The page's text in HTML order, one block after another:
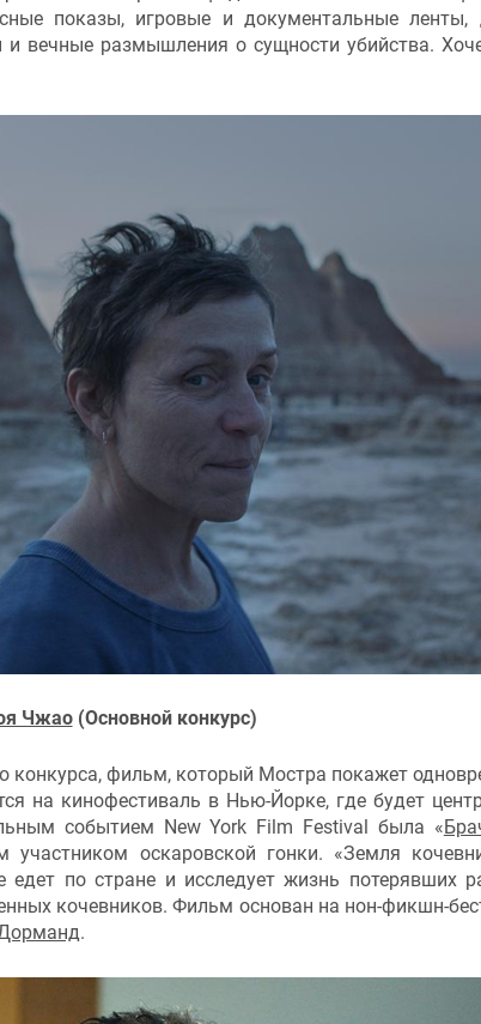
показы, игровые и документальные
и вечные размышления о сущности убийства.
Чжао(Основной конкурс)
конкурса, фильм, который Мостра покажет
на кинофестиваль в Нью-Йорке, где будет
событием New York Film Festival была «
оскаровской гонки. «Земля
по стране и исследует жизнь потерявших
кочевников. Фильм основан на нон-фикшн-
.